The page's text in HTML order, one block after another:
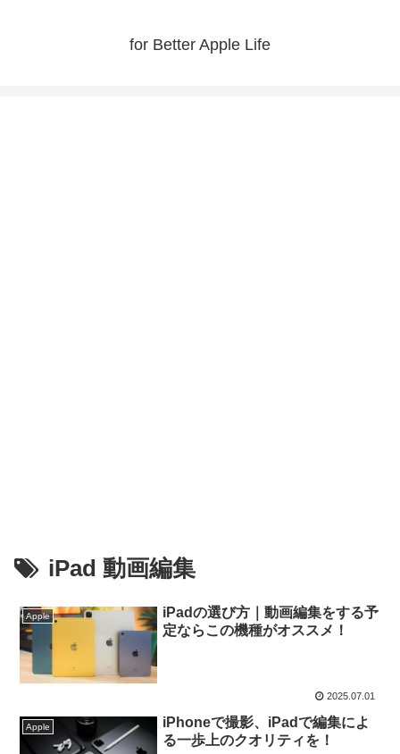
for Better Apple Life
iPad 動画編集
Apple
iPadの選び方｜動画編集をする予
定ならこの機種がオススメ！
2025.07.01
Apple
iPhoneで撮影、iPadで編集によ
る一歩上のクオリティを！